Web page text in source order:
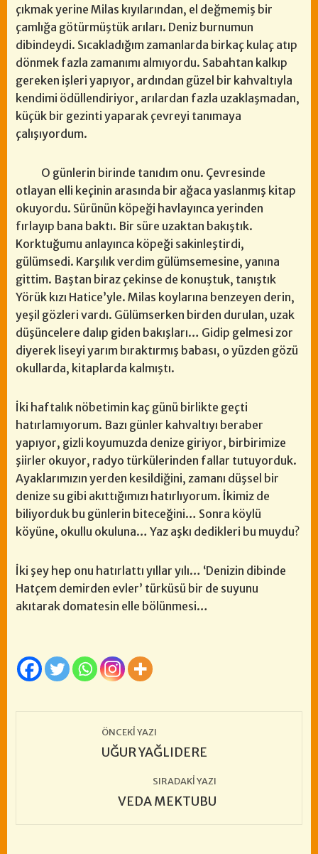
çıkmak yerine Milas kıyılarından, el değmemiş bir
çamlığa götürmüştük arıları. Deniz burnumun
dibindeydi. Sıcakladığım zamanlarda birkaç kulaç atıp
dönmek fazla zamanımı almıyordu. Sabahtan kalkıp
gereken işleri yapıyor, ardından güzel bir kahvaltıyla
kendimi ödüllendiriyor, arılardan fazla uzaklaşmadan,
küçük bir gezinti yaparak çevreyi tanımaya
çalışıyordum.
O günlerin birinde tanıdım onu. Çevresinde
otlayan elli keçinin arasında bir ağaca yaslanmış kitap
okuyordu. Sürünün köpeği havlayınca yerinden
fırlayıp bana baktı. Bir süre uzaktan bakıştık.
Korktuğumu anlayınca köpeği sakinleştirdi,
gülümsedi. Karşılık verdim gülümsemesine, yanına
gittim. Baştan biraz çekinse de konuştuk, tanıştık
Yörük kızı Hatice’yle. Milas koylarına benzeyen derin,
yeşil gözleri vardı. Gülümserken birden durulan, uzak
düşüncelere dalıp giden bakışları… Gidip gelmesi zor
diyerek liseyi yarım bıraktırmış babası, o yüzden gözü
okullarda, kitaplarda kalmıştı.
İki haftalık nöbetimin kaç günü birlikte geçti
hatırlamıyorum. Bazı günler kahvaltıyı beraber
yapıyor, gizli koyumuzda denize giriyor, birbirimize
şiirler okuyor, radyo türkülerinden fallar tutuyorduk.
Ayaklarımızın yerden kesildiğini, zamanı düşsel bir
denize su gibi akıttığımızı hatırlıyorum. İkimiz de
biliyorduk bu günlerin biteceğini… Sonra köylü
köyüne, okullu okuluna… Yaz aşkı dedikleri bu muydu?
İki şey hep onu hatırlattı yıllar yılı… ‘Denizin dibinde
Hatçem demirden evler’ türküsü bir de suyunu
akıtarak domatesin elle bölünmesi…
ÖNCEKI YAZI
UĞUR YAĞLIDERE
SIRADAKI YAZI
VEDA MEKTUBU